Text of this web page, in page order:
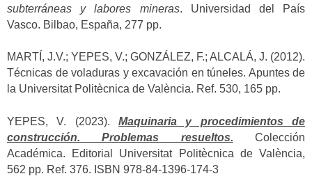
subterráneas y labores mineras. Universidad del País
Vasco. Bilbao, España, 277 pp.
MARTÍ, J.V.; YEPES, V.; GONZÁLEZ, F.; ALCALÁ, J. (2012).
Técnicas de voladuras y excavación en túneles. Apuntes de
la Universitat Politècnica de València. Ref. 530, 165 pp.
YEPES, V. (2023). Maquinaria y procedimientos de
construcción. Problemas resueltos. Colección
Académica. Editorial Universitat Politècnica de València,
562 pp. Ref. 376. ISBN 978-84-1396-174-3